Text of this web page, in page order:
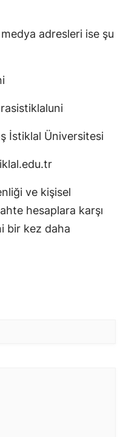
adresleri ise şu
İstiklal Üniversitesi
ve kişisel
hesaplara karşı
bir kez daha